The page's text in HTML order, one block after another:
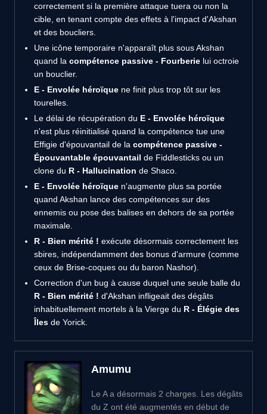
correctement si la première attaque tuera ou non la
cible, en tenant compte des effets à l'impact d'Akshan
et des boucliers.
Une icône temporaire n'apparaît plus sous Akshan
quand la compétence passive - Fourberie lui octroie
un bouclier.
E - Envolée héroïque ne finit plus trop tôt sur les
tourelles.
Le délai de récupération du E - Envolée héroïque
n'est plus réinitialisé quand la compétence tue une
Effigie d'épouvantail de la compétence passive -
Épouvantable épouvantail de Fiddlesticks ou un
clone du R - Hallucination de Shaco.
E - Envolée héroïque n'augmente plus sa portée
quand Akshan lance des compétences sur des
ennemis ou pose des balises en dehors de sa portée
maximale.
R - Bien mérité ! exécute désormais correctement les
sbires, indépendamment des bonus d'armure (comme
ceux de Brise-coques ou du baron Nashor).
Correction d'un bug à cause duquel une seule balle du
R - Bien mérité ! d'Akshan infligeait des dégâts
inhabituellement mortels à la Vierge du R - Élégie des
Îles de Yorick.
Amumu
Le A a désormais 2 charges. Les dégâts
du Z ont été augmentés en début de